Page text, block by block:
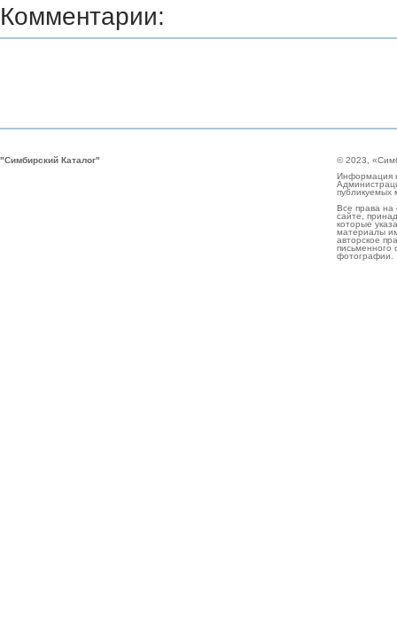
Комментарии:
"Симбирский Каталог"
© 2023,
Информация
публикуемых
Все права
сайте,
которые
материалы
авторское
письменного
фотографии.